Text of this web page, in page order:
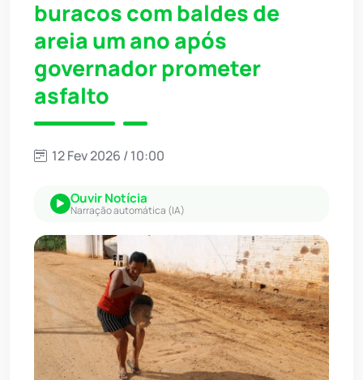
buracos com baldes de
areia um ano após
governador prometer
asfalto
12 Fev 2026 / 10:00
Ouvir Notícia
Narração automática (IA)